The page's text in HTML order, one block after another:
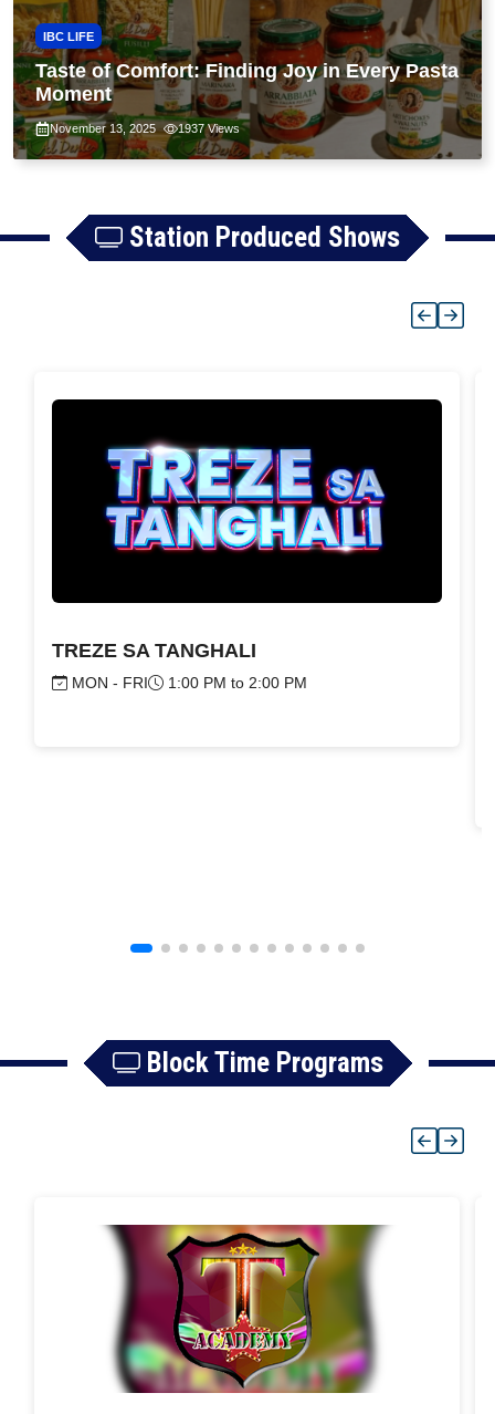
IBC LIFE
Taste of Comfort: Finding Joy in Every Pasta
Moment
November 13, 2025 1937 Views
Station Produced Shows
TREZE SA TANGHALI
MON - FRI 1:00 PM to 2:00 PM
Block Time Programs